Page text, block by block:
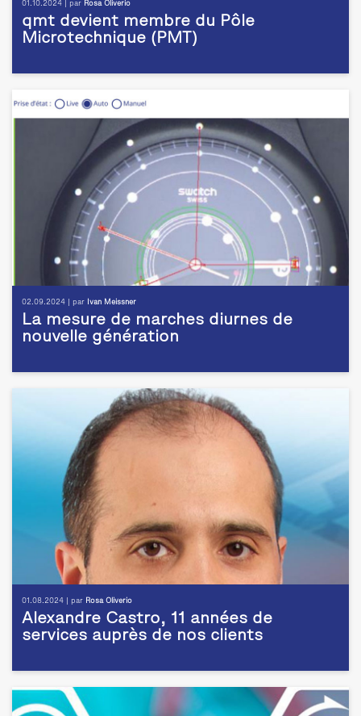
01.10.2024 | par Rosa Oliverio
qmt devient membre du Pôle
Microtechnique (PMT)
02.09.2024 | par Ivan Meissner
La mesure de marches diurnes de
nouvelle génération
01.08.2024 | par Rosa Oliverio
Alexandre Castro, 11 années de
services auprès de nos clients